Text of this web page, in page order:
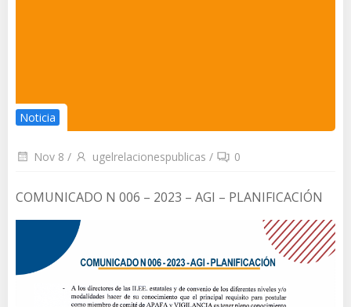
Noticia
Nov 8 / ugelrelacionespublicas / 0
COMUNICADO N 006 – 2023 – AGI – PLANIFICACIÓN